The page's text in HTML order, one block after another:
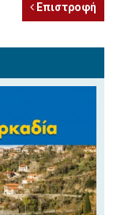
Επιστροφή